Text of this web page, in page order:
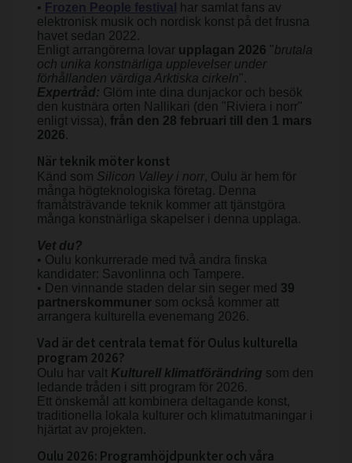
• Frozen People festival
har samlat fans av
elektronisk musik och nordisk konst på det frusna
havet sedan 2022.
Enligt arrangörerna lovar upplagan 2026 "brutala
och unika konstnärliga upplevelser under
förhållanden värdiga Arktiska cirkeln".
Expertråd: Glöm inte dina dunjackor och besök
den kustnära orten Nallikari (den "Riviera i norr"
enligt vissa), från den 28 februari till den 1 mars
2026.
När teknik möter konst
Känd som Silicon Valley i norr, Oulu är hem för
många högteknologiska företag. Denna
framåtsträvande teknik kommer att tjänstgöra
många konstnärliga skapelser i denna upplaga.
Vet du?
• Oulu konkurrerade med två andra finska
kandidater: Savonlinna och Tampere.
• Den vinnande staden delar sin seger med 39
partnerskommuner som också kommer att
arrangera kulturella evenemang 2026.
Vad är det centrala temat för Oulus kulturella
program 2026?
Oulu har valt Kulturell klimatförändring som den
ledande tråden i sitt program för 2026.
Ett önskemål att kombinera deltagande konst,
traditionella lokala kulturer och klimatutmaningar i
hjärtat av projekten.
Oulu 2026: Programhöjdpunkter och våra